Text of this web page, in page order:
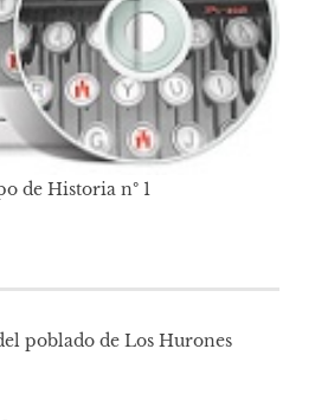
de Historia nº 1
poblado de Los Hurones